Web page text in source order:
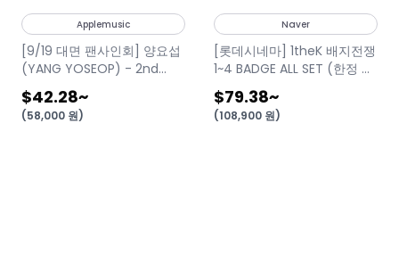
Applemusic
[9/19 대면 팬사인회] 양요섭
(YANG YOSEOP) - 2nd
PHOTO BOOK
[Somewhere in Time]
$42.28~
(58,000 원)
Naver
[롯데시네마] 1theK 배지전쟁
1~4 BADGE ALL SET (한정 수
량)
$79.38~
(108,900 원)